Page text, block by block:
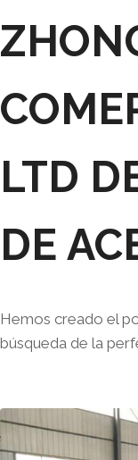
LTD
DE
Hemos creado el
búsqueda de la